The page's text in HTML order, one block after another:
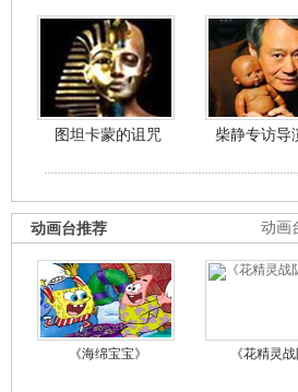
图坦卡蒙的诅咒 柴静专访导
动画
动画台推荐
《海绵宝宝》 《花精灵战